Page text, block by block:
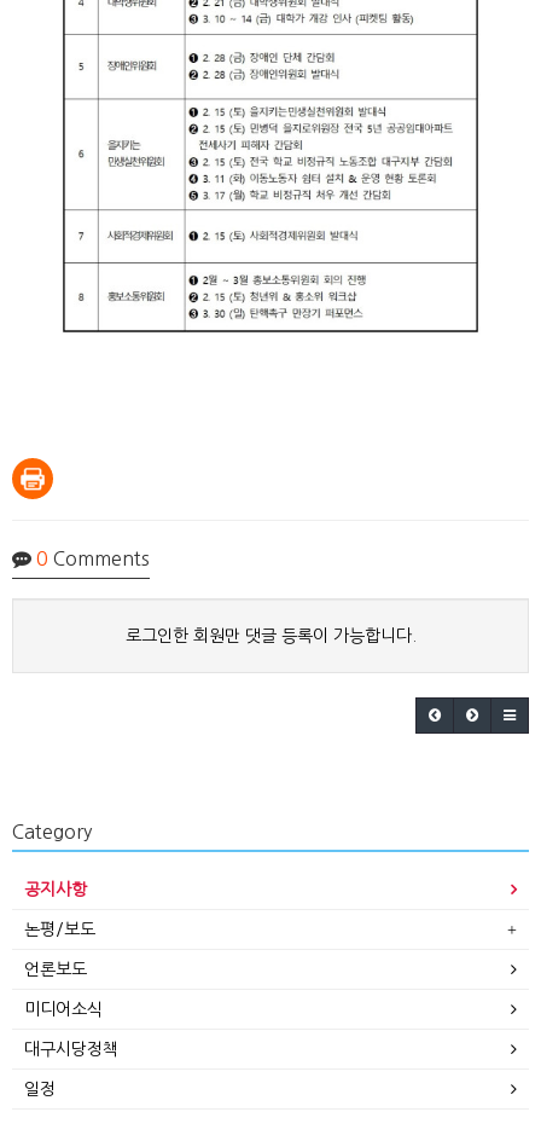
0 Comments
로그인한 회원만 댓글 등록이 가능합니다.
Category
공지사항
논평/보도
언론보도
미디어소식
대구시당정책
일정